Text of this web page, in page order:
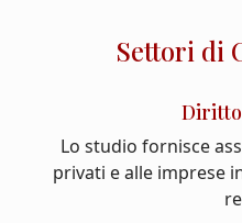
Settori di
Lo studio fornisce
privati e alle imprese